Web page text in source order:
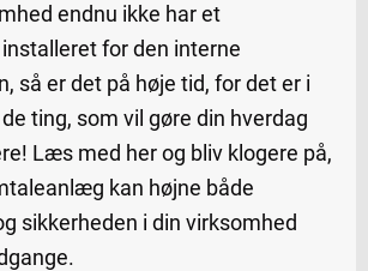
endnu ikke har et
for den interne
så er det på høje tid, for det er i
ting, som vil gøre din hverdag
Læs med her og bliv klogere på,
kan højne både
sikkerheden i din virksomhed